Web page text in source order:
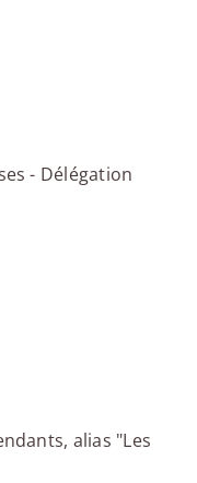
- Délégation
alias "Les